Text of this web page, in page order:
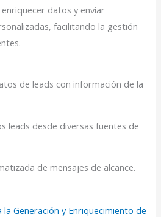
datos y enviar
facilitando la gestión
de leads con información de la
leads desde diversas fuentes de
de mensajes de alcance.
Generación y Enriquecimiento de